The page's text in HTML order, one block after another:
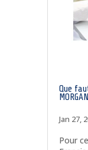
Que
Jan 27,
Pour